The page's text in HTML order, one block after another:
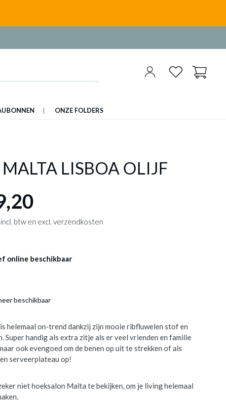
ONZE FOLDERS
MALTA LISBOA OLIJF
btw en excl. verzendkosten
online beschikbaar
beschikbaar
helemaal on-trend dankzij zijn mooie ribfluwelen stof en
Super handig als extra zitje als er veel vrienden en familie
ook evengoed om de benen op uit te strekken of als
serveerplateau op!
niet hoeksalon Malta te bekijken, om je living helemaal